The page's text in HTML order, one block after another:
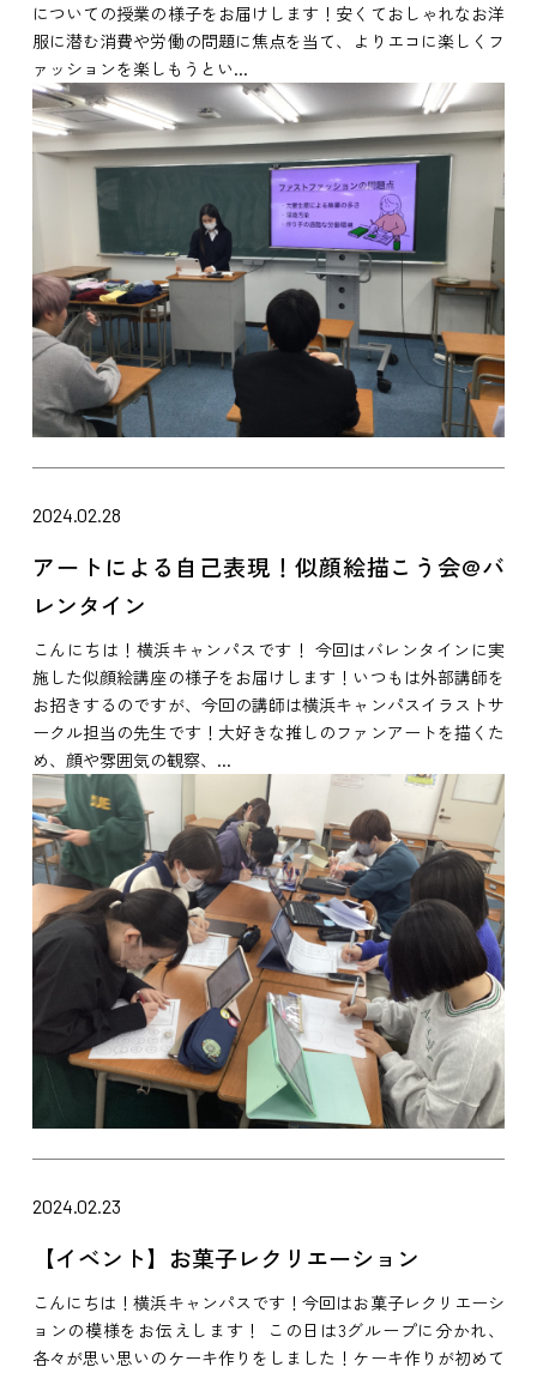
についての授業の様子をお届けします！安くておしゃれなお洋
服に潜む消費や労働の問題に焦点を当て、よりエコに楽しくフ
ァッションを楽しもうとい...
2024.02.28
アートによる自己表現！似顔絵描こう会@バ
レンタイン
こんにちは！横浜キャンパスです！ 今回はバレンタインに実
施した似顔絵講座の様子をお届けします！いつもは外部講師を
お招きするのですが、今回の講師は横浜キャンパスイラストサ
ークル担当の先生です！大好きな推しのファンアートを描くた
め、顔や雰囲気の観察、...
2024.02.23
【イベント】お菓子レクリエーション
こんにちは！横浜キャンパスです！今回はお菓子レクリエーシ
ョンの模様をお伝えします！ この日は3グループに分かれ、
各々が思い思いのケーキ作りをしました！ケーキ作りが初めて